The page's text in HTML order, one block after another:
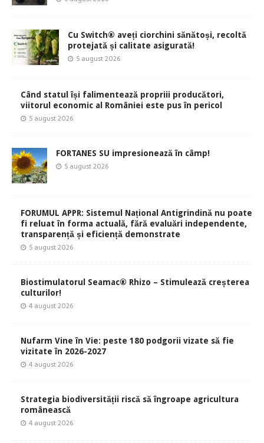
Cu Switch® aveți ciorchini sănătoși, recoltă
protejată și calitate asigurată!
5 august 2026
Când statul își falimentează propriii producători,
viitorul economic al României este pus în pericol
5 august 2026
FORTANES SU impresionează în câmp!
5 august 2026
FORUMUL APPR: Sistemul Național Antigrindină nu poate
fi reluat în forma actuală, fără evaluări independente,
transparență și eficiență demonstrate
5 august 2026
Biostimulatorul Seamac® Rhizo – Stimulează creșterea
culturilor!
4 august 2026
Nufarm Vine în Vie: peste 180 podgorii vizate să fie
vizitate în 2026-2027
4 august 2026
Strategia biodiversității riscă să îngroape agricultura
românească
4 august 2026